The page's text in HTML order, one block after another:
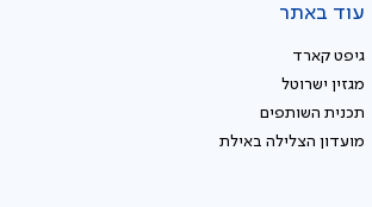
עוד באתר
גיפט קארד
מגזין ישרוטל
תכנית השותפים
מועדון הצלילה באילת